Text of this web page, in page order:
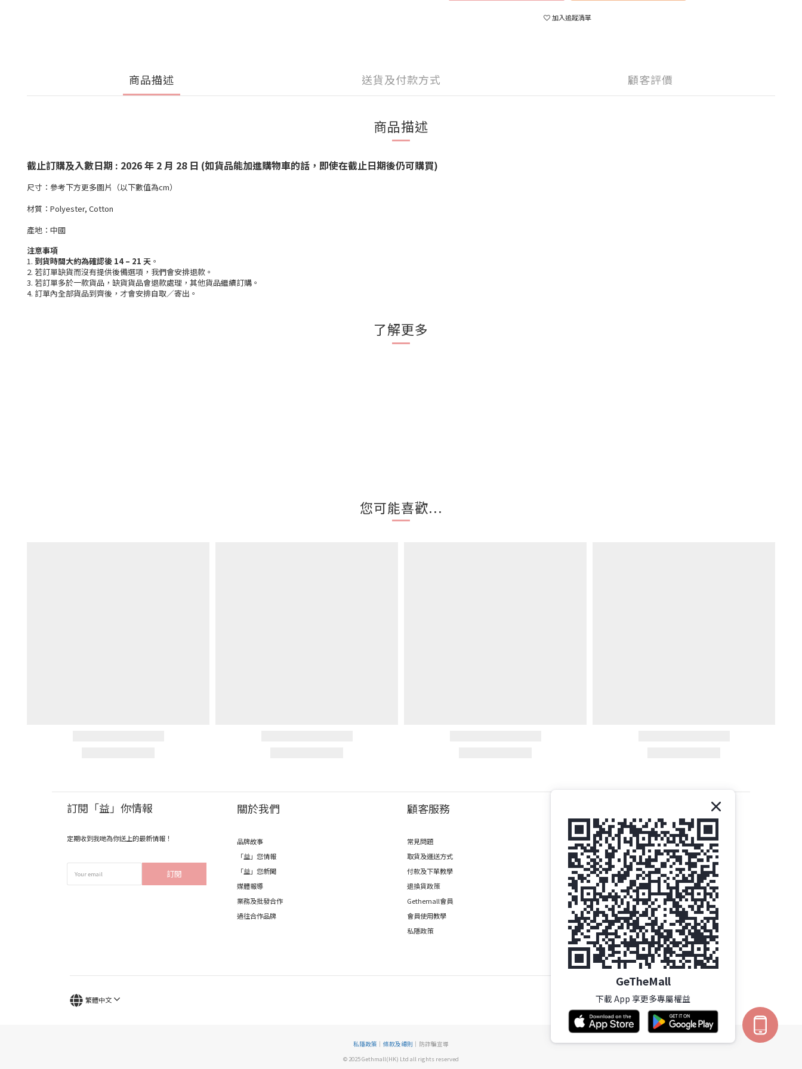
加入追蹤清單
商品描述 送貨及付款方式 顧客評價
商品描述
截止訂購及入數日期 : 2026 年 2 月 28 日 (如貨品能加進購物車的話，即使在截止日期後仍可購買)
尺寸：參考下方更多圖片（以下數值為cm）
材質：Polyester, Cotton
產地：中國
注意事項
1. 到貨時間大約為確認後 14 – 21 天 。
2. 若訂單缺貨而沒有提供後備選項，我們會安排退款。
3. 若訂單多於一款貨品，缺貨貨品會退款處理，其他貨品繼續訂購。
4. 訂單內全部貨品到齊後，才會安排自取／寄出。
了解更多
您可能喜歡...
訂閱「益」你情報
定期收到我哋為你送上的最新情報！
訂閱
關於我們
品牌故事
「益」您情報
「益」您新聞
媒體報導
業務及批發合作
過往合作品牌
顧客服務
常見問題
取貨及運送方式
付款及下單教學
退換貨政策
Gethemall會員
會員使用教學
私隱政策
Gethemall (HK) Ltd
電話 | +852-35719437
電郵 | order@gtm.hk
Whatsapp |+852-63006144 /+852-98285740
Whatsapp 星期一至六 辦公時間 - 10:00至16:30
按此了解 旺角總店地址及營業時間
星期三 及 公眾假期 - 休息
繁體中文
私隱政策 ｜ 條款及細則 ｜防詐騙宣導
© 2025 Gethmall(HK) Ltd all rights reserved
GeTheMall
下載 App 享更多專屬權益